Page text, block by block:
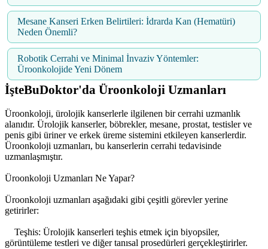
Mesane Kanseri Erken Belirtileri: İdrarda Kan (Hematüri)
Neden Önemli?
Robotik Cerrahi ve Minimal İnvaziv Yöntemler:
Üroonkolojide Yeni Dönem
İşteBuDoktor'da Üroonkoloji Uzmanları
Üroonkoloji, ürolojik kanserlerle ilgilenen bir cerrahi uzmanlık
alanıdır. Ürolojik kanserler, böbrekler, mesane, prostat, testisler ve
penis gibi üriner ve erkek üreme sistemini etkileyen kanserlerdir.
Üroonkoloji uzmanları, bu kanserlerin cerrahi tedavisinde
uzmanlaşmıştır.
Üroonkoloji Uzmanları Ne Yapar?
Üroonkoloji uzmanları aşağıdaki gibi çeşitli görevler yerine
getirirler:
Teşhis: Ürolojik kanserleri teşhis etmek için biyopsiler,
görüntüleme testleri ve diğer tanısal prosedürleri gerçekleştirirler.